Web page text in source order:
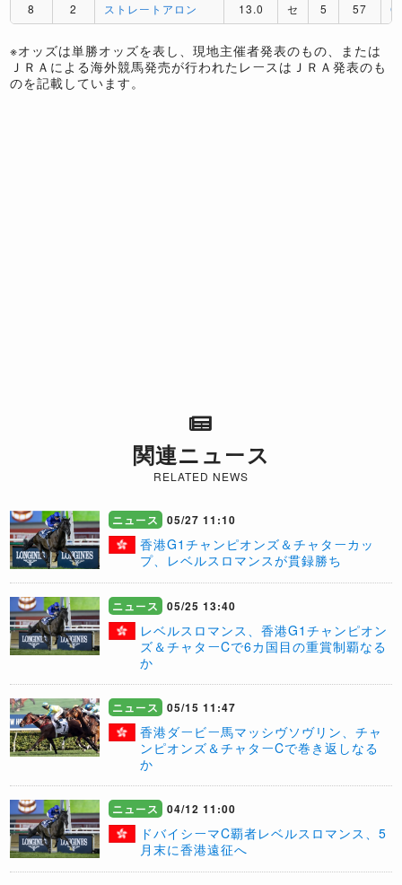
8
2 ストレートアロン 13.0 セ 5 57 C
※オッズは単勝オッズを表し、現地主催者発表のもの、または
ＪＲＡによる海外競馬発売が行われたレースはＪＲＡ発表のも
のを記載しています。
関連ニュース
RELATED NEWS
ニュース 05/27 11:10
​香港G1チャンピオンズ＆チャターカッ
プ、レベルスロマンスが貫録勝ち
ニュース 05/25 13:40
レベルスロマンス、香港G1チャンピオン
ズ＆チャターCで6カ国目の重賞制覇なる
か
ニュース 05/15 11:47
香港ダービー馬マッシヴソヴリン、チャ
ンピオンズ＆チャターCで巻き返しなる
か
ニュース 04/12 11:00
ドバイシーマC覇者レベルスロマンス、5
月末に香港遠征へ